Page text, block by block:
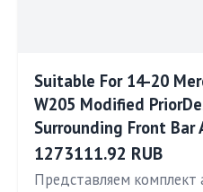
Suitable For 14-20
W205 Modified
Surrounding Front Bar
1273111.92 RUB
Представляем комплект